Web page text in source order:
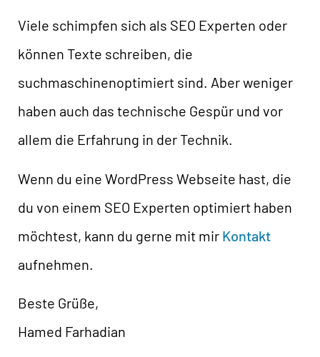
Viele schimpfen sich als SEO Experten oder
können Texte schreiben, die
suchmaschinenoptimiert sind. Aber weniger
haben auch das technische Gespür und vor
allem die Erfahrung in der Technik.
Wenn du eine WordPress Webseite hast, die
du von einem SEO Experten optimiert haben
möchtest, kann du gerne mit mir Kontakt
aufnehmen.
Beste Grüße,
Hamed Farhadian